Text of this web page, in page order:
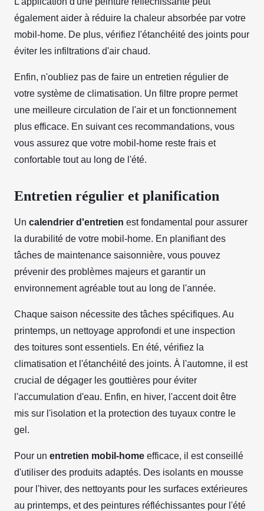
également aider à réduire la chaleur absorbée par votre
mobil-home. De plus, vérifiez l'étanchéité des joints pour
éviter les infiltrations d'air chaud.
Enfin, n'oubliez pas de faire un entretien régulier de
votre système de climatisation. Un filtre propre permet
une meilleure circulation de l'air et un fonctionnement
plus efficace. En suivant ces recommandations, vous
vous assurez que votre mobil-home reste frais et
confortable tout au long de l'été.
Entretien régulier et planification
Un calendrier d'entretien est fondamental pour assurer
la durabilité de votre mobil-home. En planifiant des
tâches de maintenance saisonnière, vous pouvez
prévenir des problèmes majeurs et garantir un
environnement agréable tout au long de l'année.
Chaque saison nécessite des tâches spécifiques. Au
printemps, un nettoyage approfondi et une inspection
des toitures sont essentiels. En été, vérifiez la
climatisation et l'étanchéité des joints. À l'automne, il est
crucial de dégager les gouttières pour éviter
l'accumulation d'eau. Enfin, en hiver, l'accent doit être
mis sur l'isolation et la protection des tuyaux contre le
gel.
Pour un entretien mobil-home efficace, il est conseillé
d'utiliser des produits adaptés. Des isolants en mousse
pour l'hiver, des nettoyants pour les surfaces extérieures
au printemps, et des peintures réfléchissantes pour l'été